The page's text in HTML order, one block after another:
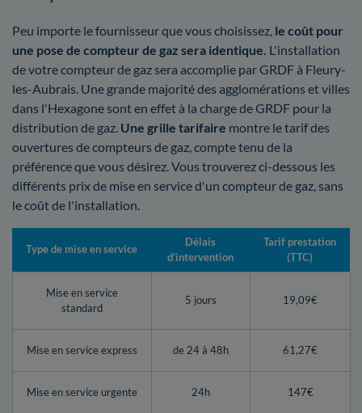
Peu importe le fournisseur que vous choisissez, le coût pour
une pose de compteur de gaz sera identique. L'installation
de votre compteur de gaz sera accomplie par GRDF à Fleury-
les-Aubrais. Une grande majorité des agglomérations et villes
dans l'Hexagone sont en effet à la charge de GRDF pour la
distribution de gaz. Une grille tarifaire montre le tarif des
ouvertures de compteurs de gaz, compte tenu de la
préférence que vous désirez. Vous trouverez ci-dessous les
différents prix de mise en service d'un compteur de gaz, sans
le coût de l'installation.
Type de mise en service
Délais
d'intervention
Tarif prestation
(TTC)
Mise en service
standard
5 jours 19,09€
Mise en service express de 24 à 48h 61,27€
Mise en service urgente 24h 147€